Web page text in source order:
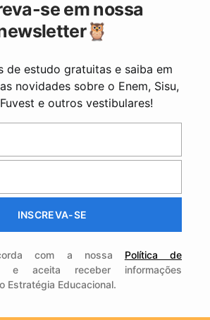
se em nossa
de estudo gratuitas e saiba em
novidades sobre o Enem, Sisu,
e outros vestibulares!
INSCREVA-SE
com a nossa Política de
e aceita receber informações
Estratégia Educacional.